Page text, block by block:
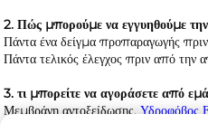
2. Πώς μπορούμε να εγγυηθούμε
Πάντα ένα δείγμα προπαραγωγής
Πάντα τελικός έλεγχος πριν από την
3. τι μπορείτε να αγοράσετε από
Μεμβράνη αντοξείδωσης, Υδροφόβος